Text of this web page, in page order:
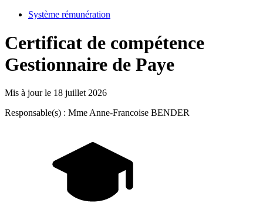
Système rémunération
Certificat de compétence
Gestionnaire de Paye
Mis à jour le 18 juillet 2026
Responsable(s) : Mme Anne-Francoise BENDER